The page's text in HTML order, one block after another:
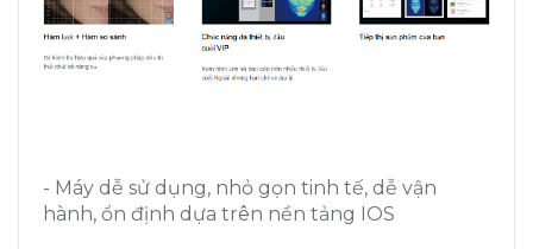
- Máy dễ sử dụng, nhỏ gọn tinh tế, dễ vận
hành, ổn định dựa trên nền tảng IOS